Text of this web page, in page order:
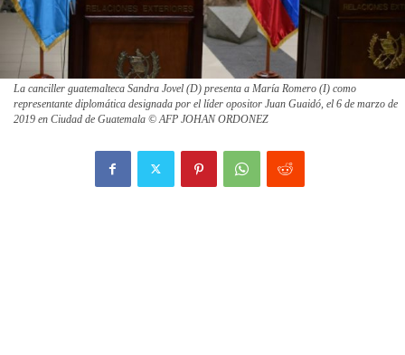
La canciller guatemalteca Sandra Jovel (D) presenta a María Romero (I) como
representante diplomática designada por el líder opositor Juan Guaidó, el 6 de marzo de
2019 en Ciudad de Guatemala © AFP JOHAN ORDONEZ